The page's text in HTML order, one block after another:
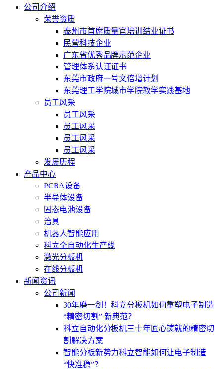
公司介绍
荣誉资质
泰州市首席质量官培训结业证书
民营科技企业
广东省优秀品牌示范企业
管理体系认证证书
东莞市政府一号文倍增计划
东莞理工学院城市学院教学实践基地
员工风采
员工风采
员工风采
员工风采
员工风采
发展历程
产品中心
PCBA设备
半导体设备
固态电池设备
治具
机器人智能应用
科立全自动化生产线
激光分板机
在线分板机
新闻资讯
公司新闻
30年磨一剑！科立分板机如何重塑电子制造
“精密切割” 新典范？
科立自动化分板机三十年匠心铸就的精密切
割解决方案
智能分板新势力科立智能如何让电子制造
“快准稳”？